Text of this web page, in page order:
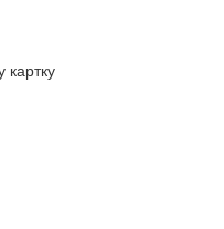
картку